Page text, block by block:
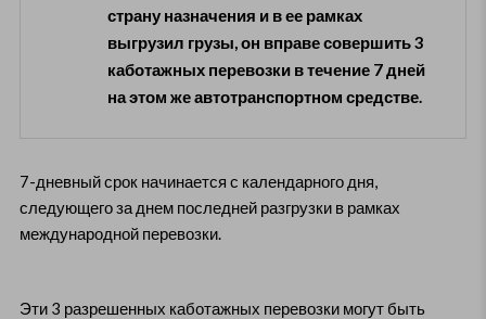
страну назначения и в ее рамках
выгрузил грузы, он вправе совершить 3
каботажных перевозки в течение 7 дней
на этом же автотранспортном средстве.
7-дневный срок начинается с календарного дня,
следующего за днем последней разгрузки в рамках
международной перевозки.
Эти 3 разрешенных каботажных перевозки могут быть